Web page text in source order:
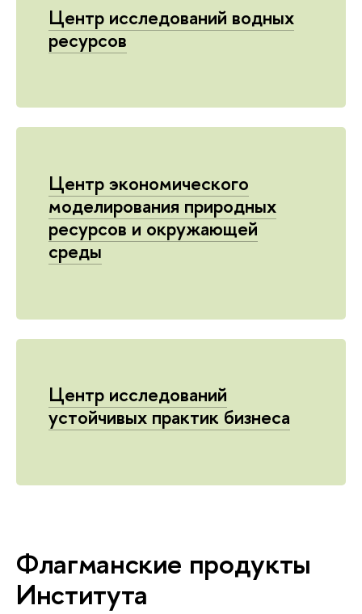
Центр исследований водных
ресурсов
Центр экономического
моделирования природных
ресурсов и окружающей
среды
Центр исследований
устойчивых практик бизнеса
Флагманские продукты
Института